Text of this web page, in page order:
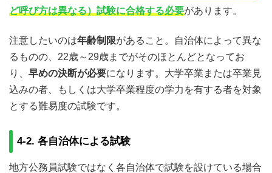
ど呼び方は異なる）試験に合格する必要があります。
注意したいのは年齢制限があること。自治体によって異な
るものの、22歳～29歳までがそのほとんどとなってお
り、 早めの決断が必要になります。大学卒業または卒業見
込みの者、もしくは大学卒業程度の学力を有する者を対象
とする難易度の試験です。
4-2. 各自治体による試験
地方公務員試験ではなく各自治体で試験を設けている場合